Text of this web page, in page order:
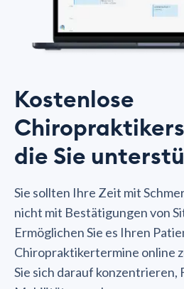
Kostenlose
die Sie
Sie sollten Ihre Zeit mit
nicht mit Bestätigungen von
Ermöglichen Sie es Ihren
Chiropraktikertermine online
Sie sich darauf konzentrieren,